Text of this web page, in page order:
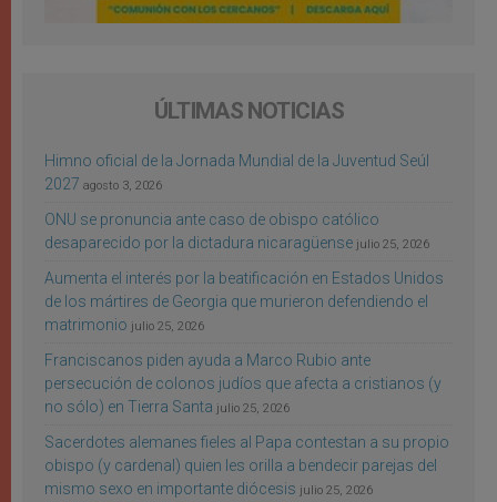
ÚLTIMAS NOTICIAS
Himno oficial de la Jornada Mundial de la Juventud Seúl
2027 agosto 3, 2026
ONU se pronuncia ante caso de obispo católico
desaparecido por la dictadura nicaragüense julio 25, 2026
Aumenta el interés por la beatificación en Estados Unidos
de los mártires de Georgia que murieron defendiendo el
matrimonio julio 25, 2026
Franciscanos piden ayuda a Marco Rubio ante
persecución de colonos judíos que afecta a cristianos (y
no sólo) en Tierra Santa julio 25, 2026
Sacerdotes alemanes fieles al Papa contestan a su propio
obispo (y cardenal) quien les orilla a bendecir parejas del
mismo sexo en importante diócesis julio 25, 2026